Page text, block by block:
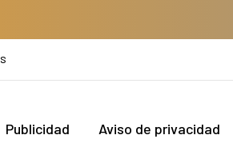
Publicidad Aviso de privacidad